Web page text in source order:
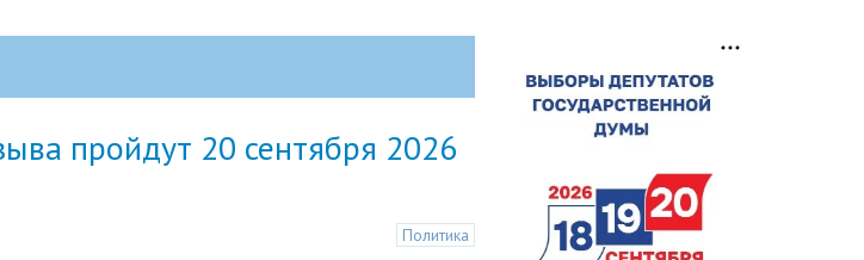
пройдут 20 сентября 2026
Политика